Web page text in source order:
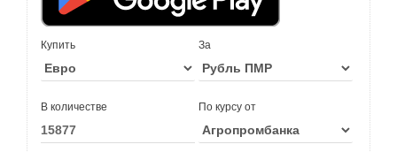
Купить За
В количестве По курсу от